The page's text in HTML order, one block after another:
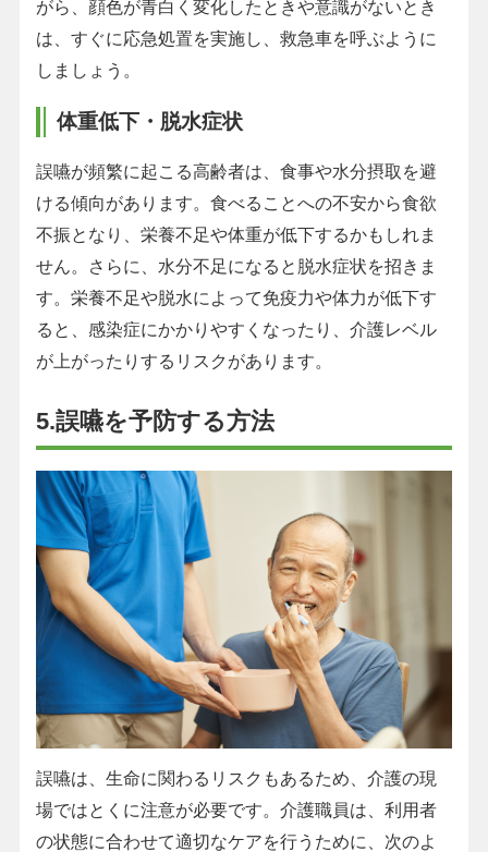
がら、顔色が青白く変化したときや意識がないとき
は、すぐに応急処置を実施し、救急車を呼ぶように
しましょう。
体重低下・脱水症状
誤嚥が頻繁に起こる高齢者は、食事や水分摂取を避
ける傾向があります。食べることへの不安から食欲
不振となり、栄養不足や体重が低下するかもしれま
せん。さらに、水分不足になると脱水症状を招きま
す。栄養不足や脱水によって免疫力や体力が低下す
ると、感染症にかかりやすくなったり、介護レベル
が上がったりするリスクがあります。
5.誤嚥を予防する方法
誤嚥は、生命に関わるリスクもあるため、介護の現
場ではとくに注意が必要です。介護職員は、利用者
の状態に合わせて適切なケアを行うために、次のよ